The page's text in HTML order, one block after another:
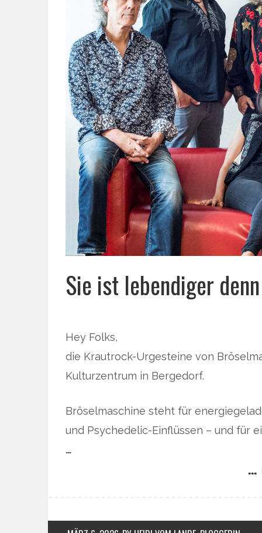
Sie ist lebendiger
Hey Folks,
die Krautrock-Urgesteine von
Kulturzentrum in Bergedorf.
Bröselmaschine steht für
und Psychedelic-Einflüssen – und für
…
…